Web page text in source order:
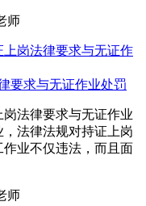
师
要求与无证作业处罚
法律要求与无证作业
法律法规对持证上岗
业不仅违法，而且面
师